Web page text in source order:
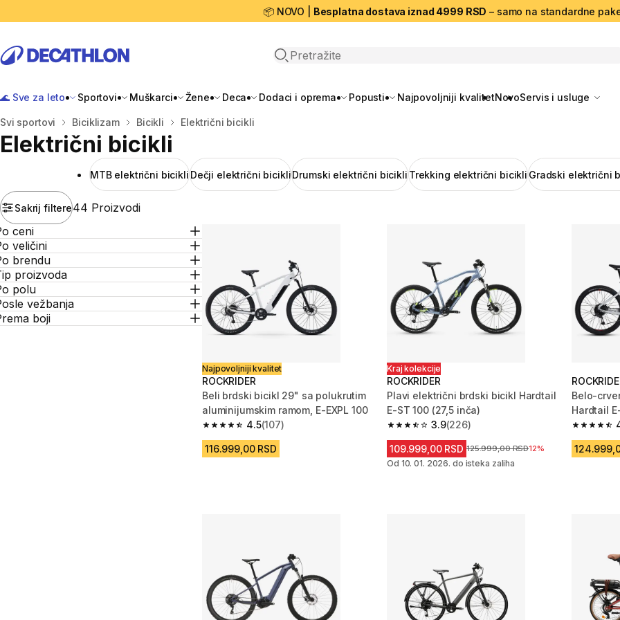
📦 NOVO | Besplatna dostava iznad 4999 RSD – samo na standardne
Open search
🌊 Sve za leto Sportovi Muškarci Žene Deca Dodaci i oprema Popusti Najpovoljniji kvalitetNovoServis i usluge
Početna stranica
Svi sportovi Biciklizam Bicikli Električni bicikli
Električni bicikli
MTB električni bicikli Dečji električni bicikliDrumski električni bicikli Trekking električni bicikli Gradski električni
Sakrij filtere44 Proizvodi
ceni
veličini
brendu
proizvoda
polu
vežbanja
boji
Najpovoljniji kvalitet
ROCKRIDER
Beli brdski bicikl 29" sa polukrutim
aluminijumskim ramom, E-EXPL 100
4.5
4.5 od 5 zvezdica from 107 Recenzije
(107)
116.999,00 RSD
Kraj kolekcije
ROCKRIDER
Plavi električni brdski bicikl Hardtail
E-ST 100 (27,5 inča)
3.9
3.9 od 5 zvezdica from 226 Recenzije
(226)
109.999,00 RSD Cena pre sniženja
125.999,00 RSD12%
Od 10. 01. 2026. do isteka zaliha
Belo-
Hardtail
4.3 od 5